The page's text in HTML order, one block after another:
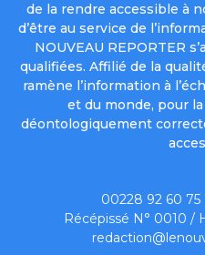
de la rendre accessible à
d’être au service de
NOUVEAU REPORTER
qualifiées. Affilié de la
ramène l’information à
et du monde, pour
déontologiquement
00228 92 60 75
Récépissé N° 0010 /